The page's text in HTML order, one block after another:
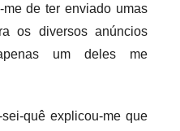
v
e
de ter enviado umas
os diversos anúncios
um deles me
quê explicou-me que